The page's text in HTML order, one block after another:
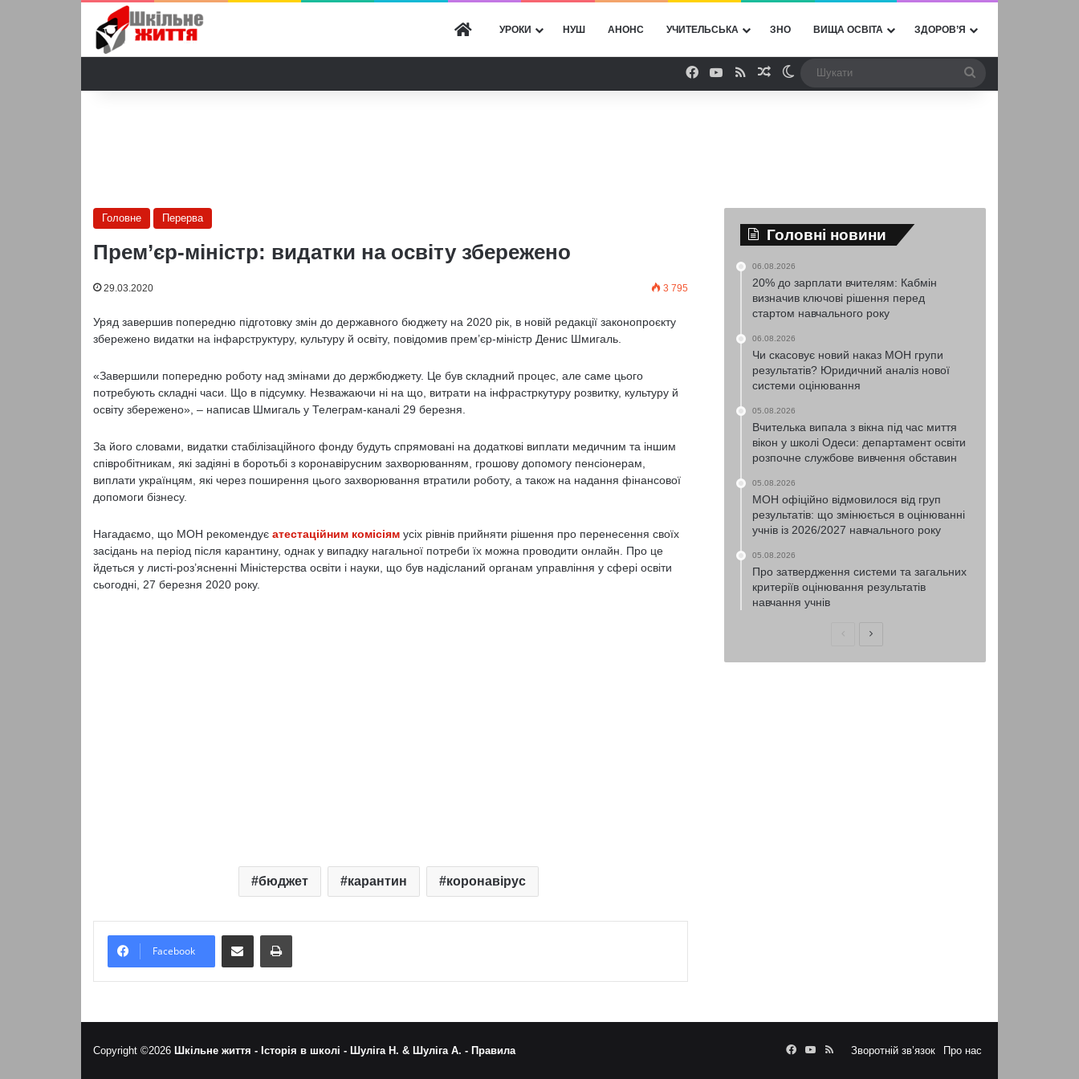
ГОЛОВНА
УРОКИ НУШ АНОНС УЧИТЕЛЬСЬКА ЗНО ВИЩА ОСВІТА ЗДОРОВ’Я
Facebook
YouTube
RSSВипадкова стаття
Switch skin
Головне Перерва
Прем’єр-міністр: видатки на освіту збережено
29.03.2020 3 795
Уряд завершив попередню підготовку змін до державного бюджету на 2020 рік, в новій редакції законопроєкту
збережено видатки на інфарструктуру, культуру й освіту, повідомив прем’єр-міністр Денис Шмигаль.
«Завершили попередню роботу над змінами до держбюджету. Це був складний процес, але саме цього
потребують складні часи. Що в підсумку. Незважаючи ні на що, витрати на інфрастркутуру розвитку, культуру й
освіту збережено», – написав Шмигаль у Телеграм-каналі 29 березня.
За його словами, видатки стабілізаційного фонду будуть спрямовані на додаткові виплати медичним та іншим
співробітникам, які задіяні в боротьбі з коронавірусним захворюванням, грошову допомогу пенсіонерам,
виплати українцям, які через поширення цього захворювання втратили роботу, а також на надання фінансової
допомоги бізнесу.
Нагадаємо, що МОН рекомендує атестаційним комісіям усіх рівнів прийняти рішення про перенесення своїх
засідань на період після карантину, однак у випадку нагальної потреби їх можна проводити онлайн. Про це
йдеться у листі-роз’ясненні Міністерства освіти і науки, що був надісланий органам управління у сфері освіти
сьогодні, 27 березня 2020 року.
бюджет карантин коронавірус
Facebook
Надіслати електронною поштоюНадрукувати
Головні новини
06.08.2026
20% до зарплати вчителям: Кабмін
визначив ключові рішення перед
стартом навчального року
06.08.2026
Чи скасовує новий наказ МОН групи
результатів? Юридичний аналіз нової
системи оцінювання
05.08.2026
Вчителька випала з вікна під час миття
вікон у школі Одеси: департамент освіти
розпочне службове вивчення обставин
05.08.2026
МОН офіційно відмовилося від груп
результатів: що змінюється в оцінюванні
учнів із 2026/2027 навчального року
05.08.2026
Про затвердження системи та загальних
критеріїв оцінювання результатів
навчання учнів
ПопередняНаступна
Copyright ©2026 Шкільне життя - Історія в школі - Шуліга Н. & Шуліга А. - Правила Зворотній зв’язок Про нас
FacebookYouTube
RSS